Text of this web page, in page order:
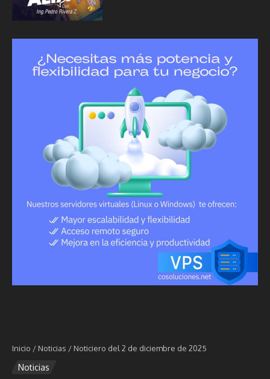
Inicio / Noticias / Noticiero del 2 de diciembre de 2025
Noticias